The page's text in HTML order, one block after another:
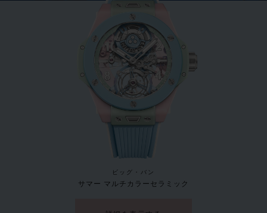
EUR 15,200 •
ビッグ・バン
サマー マルチカラーセラミック